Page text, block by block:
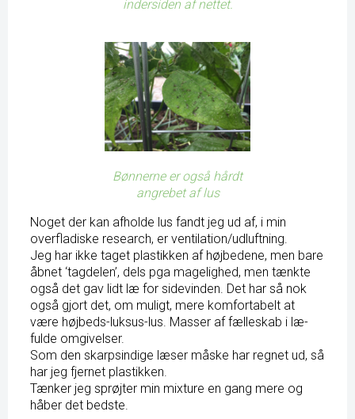
indersiden af nettet.
Bønnerne er også hårdt
angrebet af lus
Noget der kan afholde lus fandt jeg ud af, i min
overfladiske research, er ventilation/udluftning.
Jeg har ikke taget plastikken af højbedene, men bare
åbnet ‘tagdelen’, dels pga magelighed, men tænkte
også det gav lidt læ for sidevinden. Det har så nok
også gjort det, om muligt, mere komfortabelt at
være højbeds-luksus-lus. Masser af fælleskab i læ-
fulde omgivelser.
Som den skarpsindige læser måske har regnet ud, så
har jeg fjernet plastikken.
Tænker jeg sprøjter min mixture en gang mere og
håber det bedste.